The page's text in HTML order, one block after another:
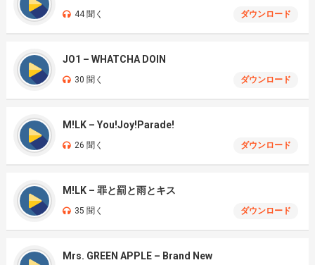
44 聞く ダウンロード
JO1 – WHATCHA DOIN
30 聞く ダウンロード
M!LK – You!Joy!Parade!
26 聞く ダウンロード
M!LK – 罪と罰と雨とキス
35 聞く ダウンロード
Mrs. GREEN APPLE – Brand New